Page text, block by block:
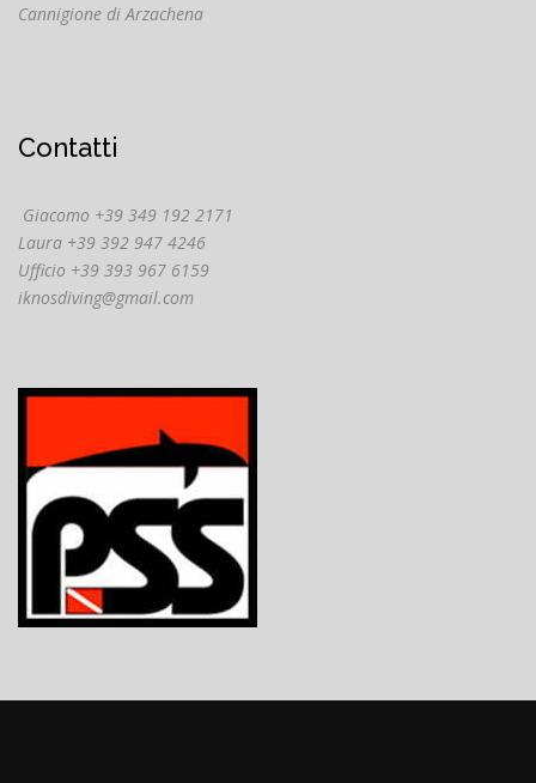
Cannigione di Arzachena
Contatti
Giacomo +39 349 192 2171
Laura +39 392 947 4246
Ufficio +39 393 967 6159
iknosdiving@gmail.com